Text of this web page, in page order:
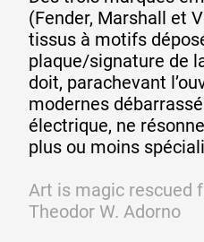
(Fender, Marshall et
tissus à motifs
plaque/signature de
doit, parachevant
modernes
électrique, ne
plus ou moins
Art is magic rescued
Theodor W. Adorno